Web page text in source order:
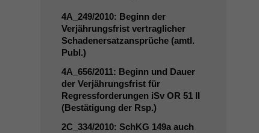
4A_249/2010: Beginn der
Verjährungsfrist vertraglicher
Schadenersatzansprüche (amtl.
Publ.)
4A_656/2011: Beginn und Dauer
der Verjährungsfrist für
Regressforderungen iSv OR 51 II
(Bestätigung der Rsp.)
2C_334/2010: SchKG 149a auch